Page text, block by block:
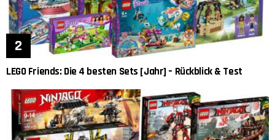
LEGO Friends: Die 4 besten Sets [Jahr] – Rückblick & Test